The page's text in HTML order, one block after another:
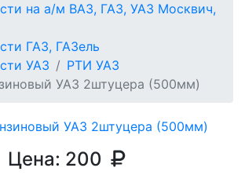
на а/м ВАЗ, ГАЗ, УАЗ Москвич,
ГАЗ, ГАЗель
УАЗ
РТИ УАЗ
УАЗ 2штуцера (500мм)
Цена: 200